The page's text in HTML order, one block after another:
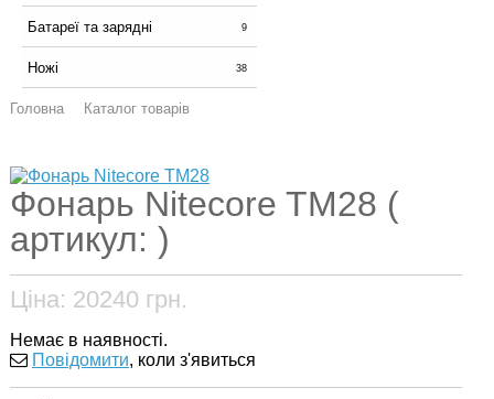
Батареї та зарядні 9
Ножі 38
Головна Каталог товарів
Фонарь Nitecore TM28 (
артикул: )
Ціна: 20240 грн.
Немає в наявності.
Повідомити, коли з'явиться